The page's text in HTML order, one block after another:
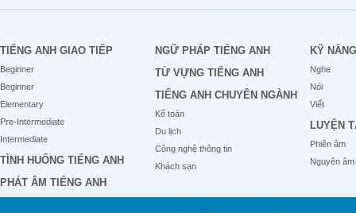
TIẾNG ANH GIAO TIẾP
Beginner
Beginner
Elementary
Pre-Intermediate
Intermediate
TÌNH HUỐNG TIẾNG ANH
PHÁT ÂM TIẾNG ANH
NGỮ PHÁP TIẾNG ANH
TỪ VỰNG TIẾNG ANH
TIẾNG ANH CHUYÊN NGÀNH
Kế toán
Du lịch
Công nghệ thông tin
Khách sạn
KỸ NĂNG
Nghe
Nói
Viết
LUYỆN
Phiên âm
Nguyên âm